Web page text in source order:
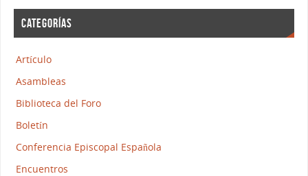
CATEGORÍAS
Artículo
Asambleas
Biblioteca del Foro
Boletín
Conferencia Episcopal Española
Encuentros